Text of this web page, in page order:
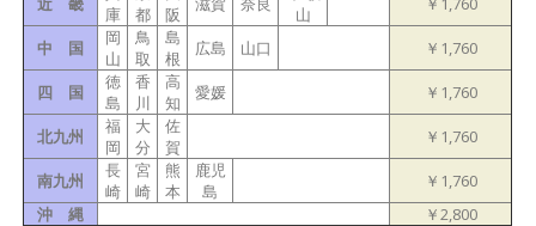
庫
都
阪
山
中 国
岡
山
鳥
取
島
根
広島 山口 ￥1,760
四 国
徳
島
香
川
高
知
愛媛 ￥1,760
北九州
福
岡
大
分
佐
賀
￥1,760
南九州
長
崎
宮
崎
熊
本
鹿児
島
￥1,760
沖 縄
￥2,800